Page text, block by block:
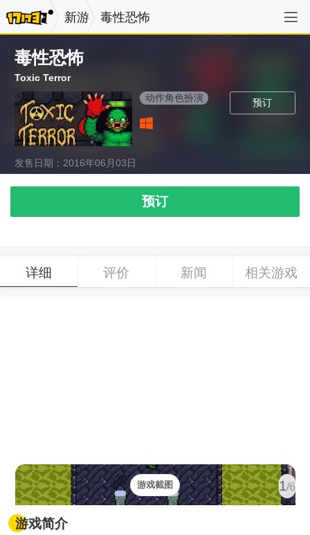
新游 毒性恐怖
毒性恐怖
Toxic Terror
预订
动作角色扮演
发售日期：2016年06月03日
预订
详细 评价 新闻 相关游戏
1/6
游戏截图
游戏简介